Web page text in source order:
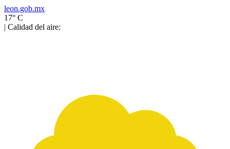
leon.gob.mx
17° C
| Calidad del aire: